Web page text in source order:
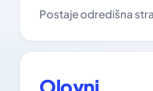
Postaje odredišna
Olovni